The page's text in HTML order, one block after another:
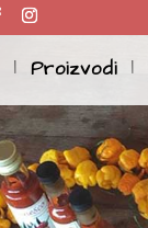
Proizvodi